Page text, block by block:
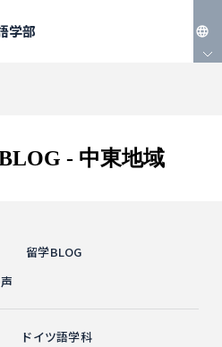
学部
- 中東地域
留学BLOG
ドイツ語学科